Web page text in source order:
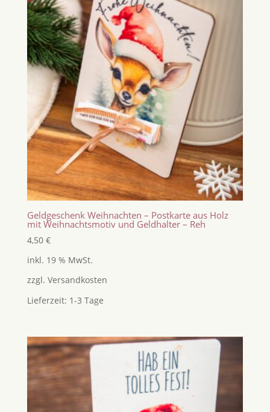
Geldgeschenk Weihnachten – Postkarte aus Holz
mit Weihnachtsmotiv und Geldhalter – Reh
4,50 €
inkl. 19 % MwSt.
zzgl. Versandkosten
Lieferzeit: 1-3 Tage